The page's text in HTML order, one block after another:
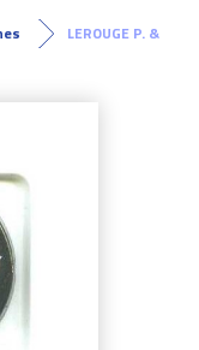
LEROUGE P. &